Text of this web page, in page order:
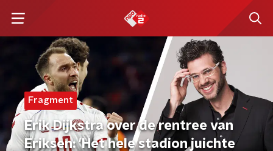
Fragment
Erik Dijkstra over de rentree van
Eriksen: 'Het hele stadion juichte